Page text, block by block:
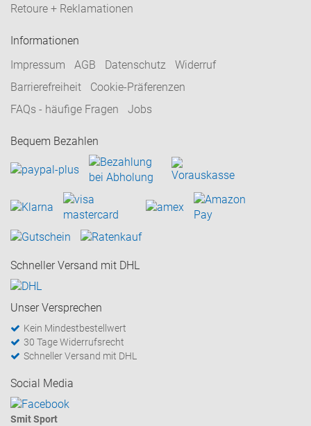
Retoure + Reklamationen
Informationen
Impressum
AGB Datenschutz
Widerruf
Barrierefreiheit
Cookie-Präferenzen
FAQs - häufige Fragen
Jobs
Bequem Bezahlen
Schneller Versand mit DHL
Unser Versprechen
Kein Mindestbestellwert
30 Tage Widerrufsrecht
Schneller Versand mit DHL
Social Media
Smit Sport